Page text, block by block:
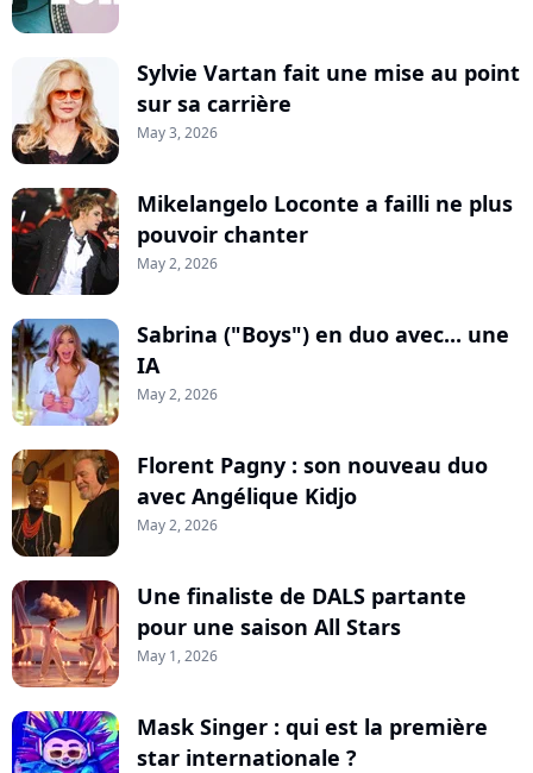
Sylvie Vartan fait une mise au point
sur sa carrière
May 3, 2026
Mikelangelo Loconte a failli ne plus
pouvoir chanter
May 2, 2026
Sabrina ("Boys") en duo avec... une
IA
May 2, 2026
Florent Pagny : son nouveau duo
avec Angélique Kidjo
May 2, 2026
Une finaliste de DALS partante
pour une saison All Stars
May 1, 2026
Mask Singer : qui est la première
star internationale ?